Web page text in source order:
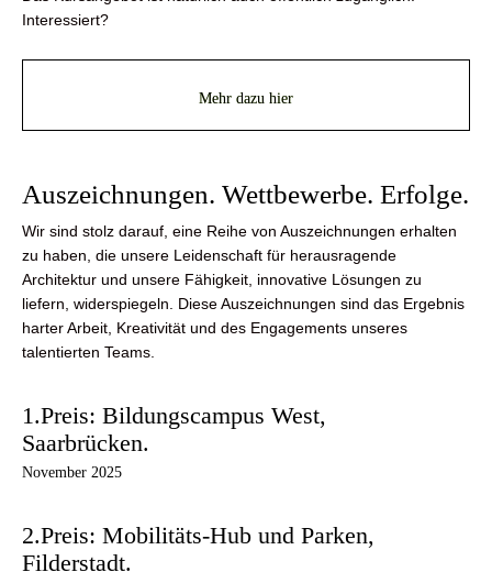
Interessiert?
Mehr dazu hier
Auszeichnungen. Wettbewerbe. Erfolge.
Wir sind stolz darauf, eine Reihe von Auszeichnungen erhalten
zu haben, die unsere Leidenschaft für herausragende
Architektur und unsere Fähigkeit, innovative Lösungen zu
liefern, widerspiegeln. Diese Auszeichnungen sind das Ergebnis
harter Arbeit, Kreativität und des Engagements unseres
talentierten Teams.
1.Preis: Bildungscampus West,
Saarbrücken.
November 2025
2.Preis: Mobilitäts-Hub und Parken,
Filderstadt.